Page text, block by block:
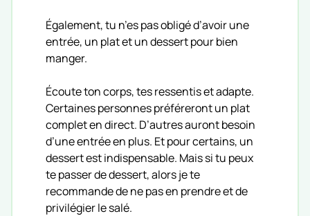
Également, tu n’es pas obligé d’avoir une
entrée, un plat et un dessert pour bien
manger.
Écoute ton corps, tes ressentis et adapte.
Certaines personnes préféreront un plat
complet en direct. D’autres auront besoin
d’une entrée en plus. Et pour certains, un
dessert est indispensable. Mais si tu peux
te passer de dessert, alors je te
recommande de ne pas en prendre et de
privilégier le salé.